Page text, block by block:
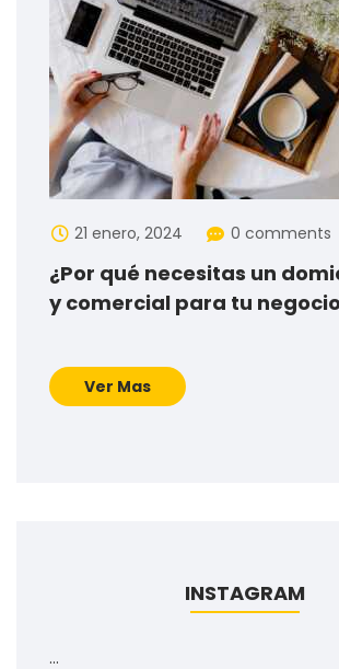
21 enero, 2024 0 comments
¿Por qué necesitas un
y comercial para tu
Ver Mas
INSTAGRAM
…